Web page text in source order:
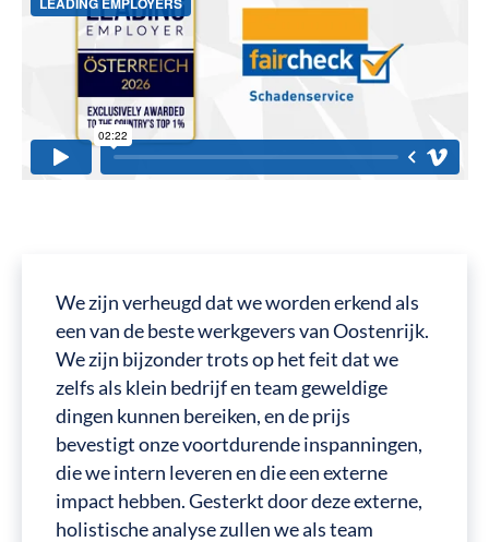
We zijn verheugd dat we worden erkend als
een van de beste werkgevers van Oostenrijk.
We zijn bijzonder trots op het feit dat we
zelfs als klein bedrijf en team geweldige
dingen kunnen bereiken, en de prijs
bevestigt onze voortdurende inspanningen,
die we intern leveren en die een externe
impact hebben. Gesterkt door deze externe,
holistische analyse zullen we als team